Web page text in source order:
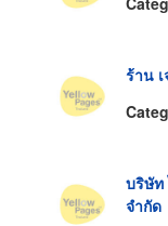
ร้าน
บริษัท
จำกัด